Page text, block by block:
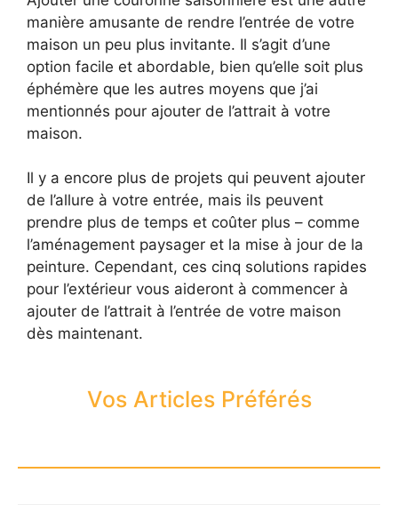
manière amusante de rendre l’entrée de votre
maison un peu plus invitante. Il s’agit d’une
option facile et abordable, bien qu’elle soit plus
éphémère que les autres moyens que j’ai
mentionnés pour ajouter de l’attrait à votre
maison.
Il y a encore plus de projets qui peuvent ajouter
de l’allure à votre entrée, mais ils peuvent
prendre plus de temps et coûter plus – comme
l’aménagement paysager et la mise à jour de la
peinture. Cependant, ces cinq solutions rapides
pour l’extérieur vous aideront à commencer à
ajouter de l’attrait à l’entrée de votre maison
dès maintenant.
Vos Articles Préférés